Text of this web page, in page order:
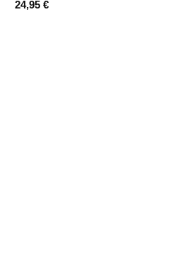
24,95 €